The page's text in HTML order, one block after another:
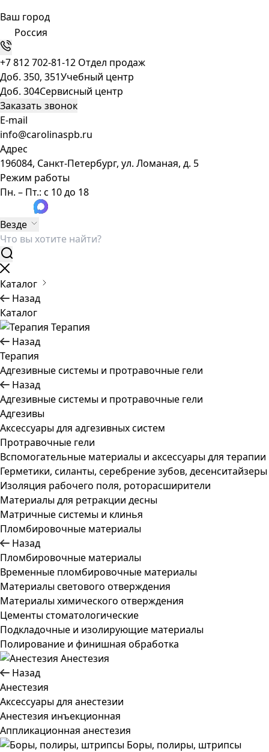
Ваш город
Россия
+7 812 702-81-12 Отдел продаж
Доб. 350, 351Учебный центр
Доб. 304Сервисный центр
Заказать звонок
E-mail
info@carolinaspb.ru
Адрес
196084, Санкт-Петербург, ул. Ломаная, д. 5
Режим работы
Пн. – Пт.: с 10 до 18
Везде
Каталог
Назад
Каталог
Терапия
Назад
Терапия
Адгезивные системы и протравочные гели
Назад
Адгезивные системы и протравочные гели
Адгезивы
Аксессуары для адгезивных систем
Протравочные гели
Вспомогательные материалы и аксессуары для терапии
Герметики, силанты, серебрение зубов, десенситайзеры
Изоляция рабочего поля, роторасширители
Материалы для ретракции десны
Матричные системы и клинья
Пломбировочные материалы
Назад
Пломбировочные материалы
Временные пломбировочные материалы
Материалы светового отверждения
Материалы химического отверждения
Цементы стоматологические
Подкладочные и изолирующие материалы
Полирование и финишная обработка
Анестезия
Назад
Анестезия
Аксессуары для анестезии
Анестезия инъекционная
Аппликационная анестезия
Боры, полиры, штрипсы